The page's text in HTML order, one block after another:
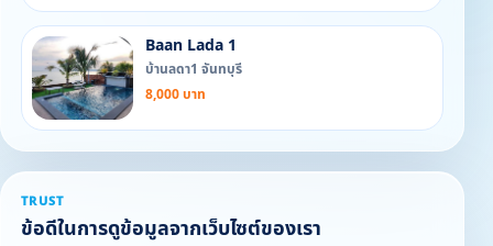
Baan Lada 1
บ้านลดา1 จันทบุรี
8,000 บาท
TRUST
ข้อดีในการดูข้อมูลจากเว็บไซต์ของเรา